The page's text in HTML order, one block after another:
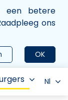
een betere
ons
OK
Nl